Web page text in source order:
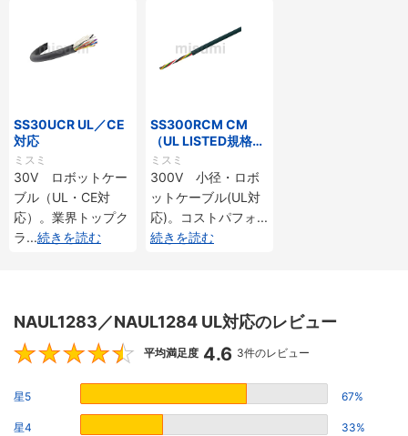
SS30UCR UL／CE
対応
ミスミ
30V ロボットケー
ブル（UL・CE対
応）。業界トップク
ラ...続きを読む
SS300RCM CM
（UL LISTED規格・
NEPA対応） 小径
ミスミ
300V 小径・ロボ
ットケーブル(UL対
応)。コストパフォ...
続きを読む
NAUL1283／NAUL1284 UL対応のレビュー
4.6
平均満足度 4.6 3件のレビュー
星5 67%
星4 33%